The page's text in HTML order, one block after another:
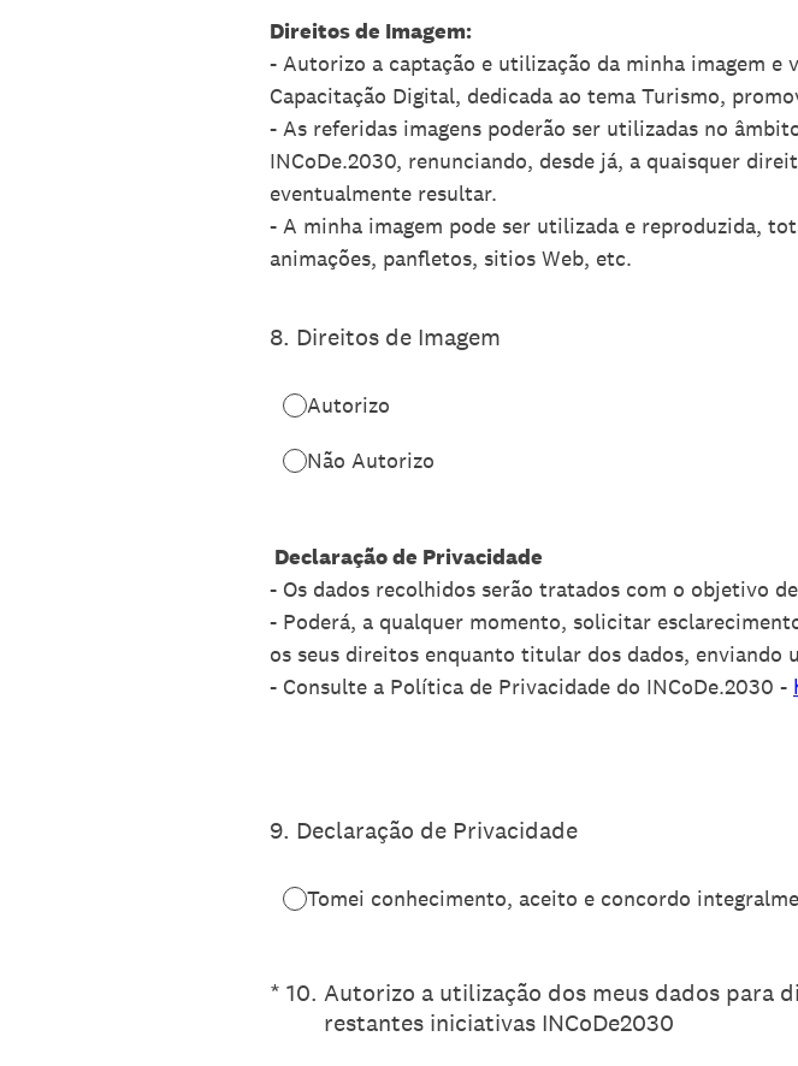
Direitos de Imagem:
- Autorizo a captação e utilização da minha imagem e
Capacitação Digital, dedicada ao tema Turismo,
- As referidas imagens poderão ser utilizadas no
INCoDe.2030, renunciando, desde já, a quaisquer
eventualmente resultar.
- A minha imagem pode ser utilizada e reproduzida,
animações, panfletos, sitios Web, etc.
8. Direitos de Imagem
Autorizo
Não Autorizo
Declaração de Privacidade
- Os dados recolhidos serão tratados com o objetivo
- Poderá, a qualquer momento, solicitar
os seus direitos enquanto titular dos dados, enviando
- Consulte a Política de Privacidade do INCoDe.2030 -
9. Declaração de Privacidade
Tomei conhecimento, aceito e concordo
* 10. Autorizo a utilização dos meus dados para
restantes iniciativas INCoDe2030
(Obrigatório)